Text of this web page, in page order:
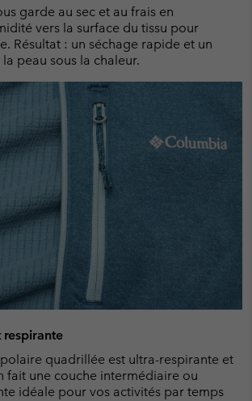
garde au sec et au frais en
vers la surface du tissu pour
Résultat : un séchage rapide et un
peau sous la chaleur.
respirante
quadrillée est ultra-respirante et
fait une couche intermédiaire ou
idéale pour vos activités par temps